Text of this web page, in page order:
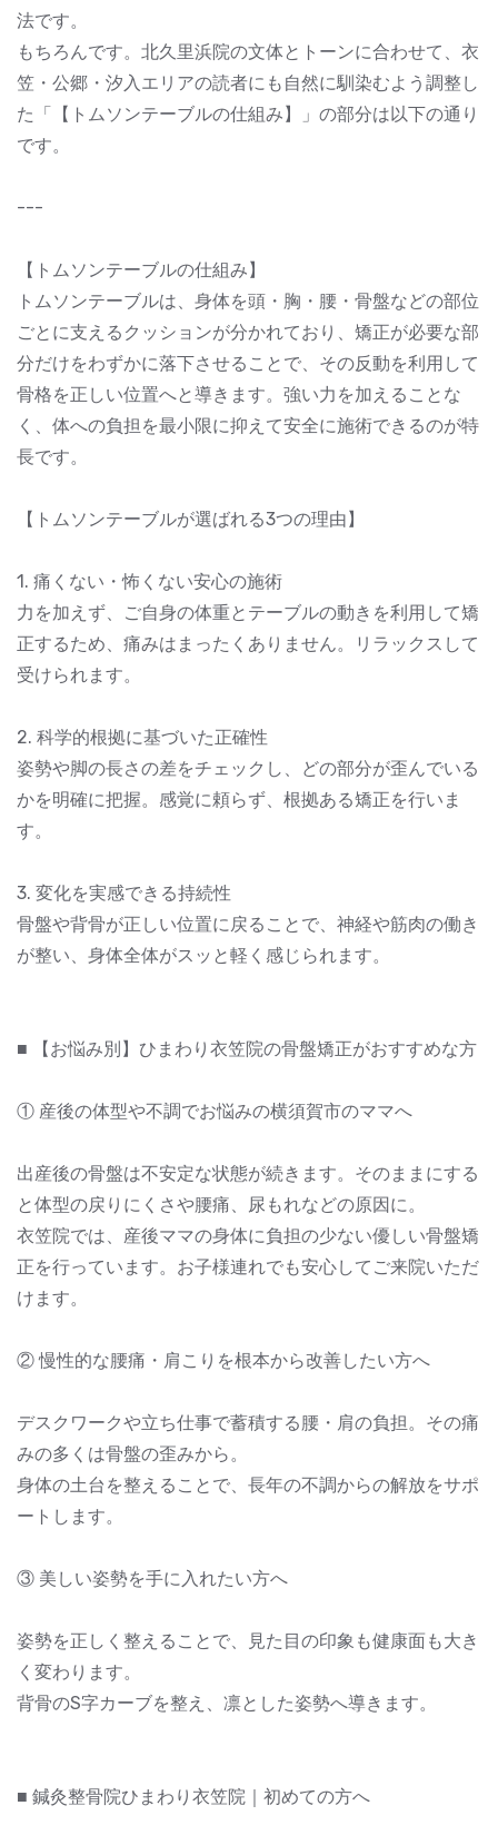
法です。
もちろんです。北久里浜院の文体とトーンに合わせて、衣
笠・公郷・汐入エリアの読者にも自然に馴染むよう調整し
た「【トムソンテーブルの仕組み】」の部分は以下の通り
です。
---
【トムソンテーブルの仕組み】
トムソンテーブルは、身体を頭・胸・腰・骨盤などの部位
ごとに支えるクッションが分かれており、矯正が必要な部
分だけをわずかに落下させることで、その反動を利用して
骨格を正しい位置へと導きます。強い力を加えることな
く、体への負担を最小限に抑えて安全に施術できるのが特
長です。
【トムソンテーブルが選ばれる3つの理由】
1. 痛くない・怖くない安心の施術
力を加えず、ご自身の体重とテーブルの動きを利用して矯
正するため、痛みはまったくありません。リラックスして
受けられます。
2. 科学的根拠に基づいた正確性
姿勢や脚の長さの差をチェックし、どの部分が歪んでいる
かを明確に把握。感覚に頼らず、根拠ある矯正を行いま
す。
3. 変化を実感できる持続性
骨盤や背骨が正しい位置に戻ることで、神経や筋肉の働き
が整い、身体全体がスッと軽く感じられます。
■ 【お悩み別】ひまわり衣笠院の骨盤矯正がおすすめな方
① 産後の体型や不調でお悩みの横須賀市のママへ
出産後の骨盤は不安定な状態が続きます。そのままにする
と体型の戻りにくさや腰痛、尿もれなどの原因に。
衣笠院では、産後ママの身体に負担の少ない優しい骨盤矯
正を行っています。お子様連れでも安心してご来院いただ
けます。
② 慢性的な腰痛・肩こりを根本から改善したい方へ
デスクワークや立ち仕事で蓄積する腰・肩の負担。その痛
みの多くは骨盤の歪みから。
身体の土台を整えることで、長年の不調からの解放をサポ
ートします。
③ 美しい姿勢を手に入れたい方へ
姿勢を正しく整えることで、見た目の印象も健康面も大き
く変わります。
背骨のS字カーブを整え、凛とした姿勢へ導きます。
■ 鍼灸整骨院ひまわり衣笠院｜初めての方へ